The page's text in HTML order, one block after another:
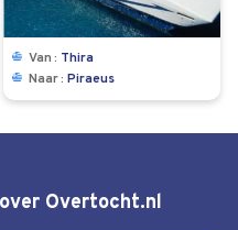
Van
Thira
Naar
Piraeus
Overtocht.nl